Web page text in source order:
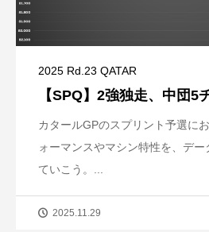
2025 Rd.23 QATAR
【SPQ】2強独走、中団5
カタールGPのスプリント予選に
ォーマンスやマシン特性を、デ
ていこう。...
2025.11.29